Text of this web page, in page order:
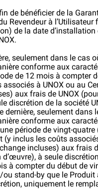
de bénéficier de la
Revendeur à l’Utilisateur
de la date
seulement dans le cas
conforme aux
de 12 mois à compter
à UNOX ou au
aux frais de UNOX
discrétion de la société
seulement dans
conforme aux
période de vingt-
inclus les coûts
incluses) aux frais
à seule
à compter du début de
stand-by que le Produit
uniquement le